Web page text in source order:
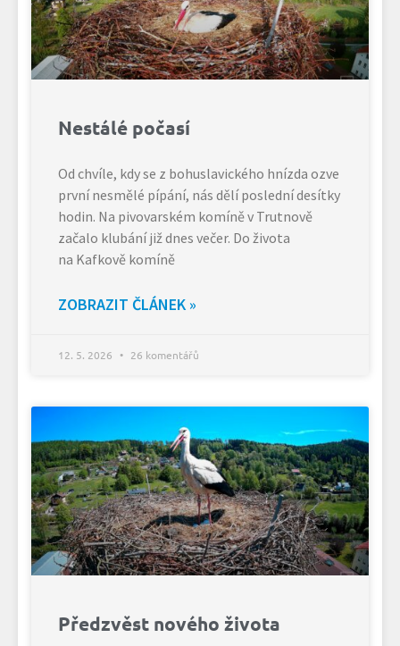
Nestálé počasí
Od chvíle, kdy se z bohuslavického hnízda ozve
první nesmělé pípání, nás dělí poslední desítky
hodin. Na pivovarském komíně v Trutnově
začalo klubání již dnes večer. Do života
na Kafkově komíně
ZOBRAZIT ČLÁNEK »
12. 5. 2026 26 komentářů
Předzvěst nového života